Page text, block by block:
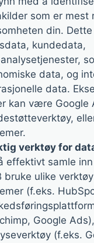
som er mest
din.
kundedata,
data, og
data.
kan være Google
verktøy for
effektivt samle
bruke ulike
(f.eks.
Google
(f.eks.